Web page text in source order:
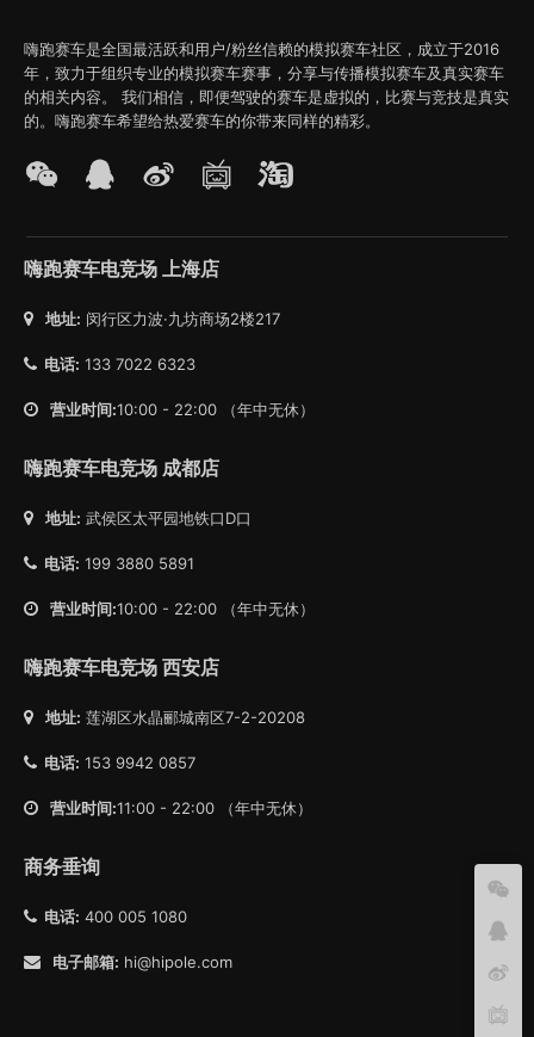
嗨跑赛车是全国最活跃和用户/粉丝信赖的模拟赛车社区，成立于2016
年，致力于组织专业的模拟赛车赛事，分享与传播模拟赛车及真实赛车
的相关内容。 我们相信，即便驾驶的赛车是虚拟的，比赛与竞技是真实
的。嗨跑赛车希望给热爱赛车的你带来同样的精彩。
嗨跑赛车电竞场 上海店
地址: 闵行区力波·九坊商场2楼217
电话: 133 7022 6323
营业时间:10:00 - 22:00 （年中无休）
嗨跑赛车电竞场 成都店
地址: 武侯区太平园地铁口D口
电话: 199 3880 5891
营业时间:10:00 - 22:00 （年中无休）
嗨跑赛车电竞场 西安店
地址: 莲湖区水晶郦城南区7-2-20208
电话: 153 9942 0857
营业时间:11:00 - 22:00 （年中无休）
商务垂询
电话: 400 005 1080
电子邮箱: hi@hipole.com